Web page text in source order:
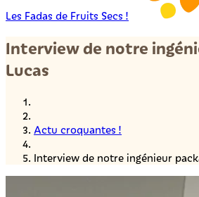
Les Fadas de Fruits Secs !
Interview de notre
Lucas
Actu croquantes !
Interview de notre ingénieur